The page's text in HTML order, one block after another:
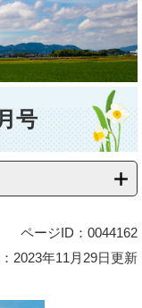
号
ページID：0044162
2023年11月29日更新